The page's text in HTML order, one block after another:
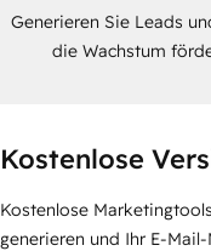
Generieren Sie Leads
die Wachstum
Kostenlose
Kostenlose
generieren und Ihr E-